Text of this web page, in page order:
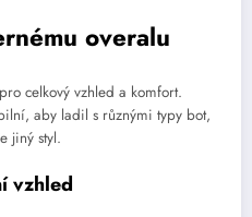
overalu
celkový vzhled a komfort.
aby ladil s různými typy bot,
jiný styl.
vzhled